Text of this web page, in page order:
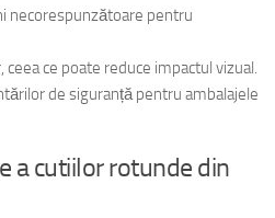
necorespunzătoare pentru
ce poate reduce impactul vizual.
de siguranță pentru ambalajele
a cutiilor rotunde din